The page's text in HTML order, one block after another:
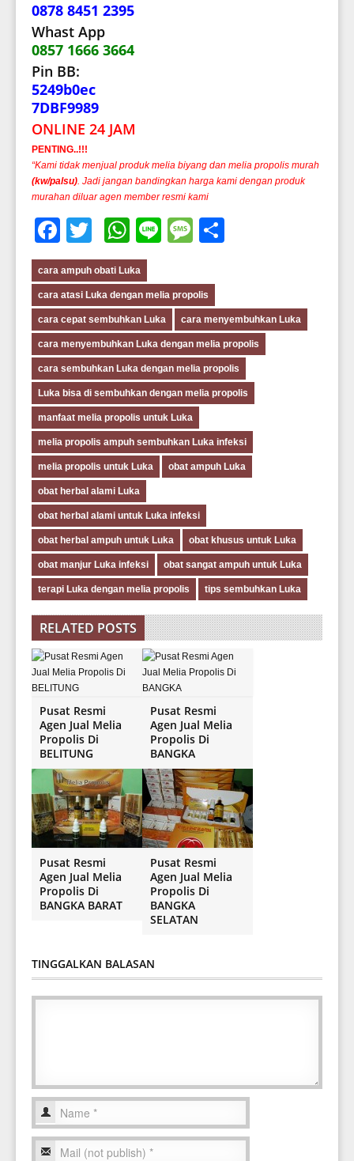
0878 8451 2395
Whast App
0857 1666 3664
Pin BB:
5249b0ec
7DBF9989
ONLINE 24 JAM
PENTING..!!!
“Kami tidak menjual produk melia biyang dan melia propolis murah
(kw/palsu). Jadi jangan bandingkan harga kami dengan produk
murahan diluar agen member resmi kami
Facebook
TwitterWhatsApp
LineMessage
cara ampuh obati Luka
cara atasi Luka dengan melia propolis
cara cepat sembuhkan Luka cara menyembuhkan Luka
cara menyembuhkan Luka dengan melia propolis
cara sembuhkan Luka dengan melia propolis
Luka bisa di sembuhkan dengan melia propolis
manfaat melia propolis untuk Luka
melia propolis ampuh sembuhkan Luka infeksi
melia propolis untuk Luka obat ampuh Luka
obat herbal alami Luka
obat herbal alami untuk Luka infeksi
obat herbal ampuh untuk Luka obat khusus untuk Luka
obat manjur Luka infeksi obat sangat ampuh untuk Luka
terapi Luka dengan melia propolis tips sembuhkan Luka
RELATED POSTS
Pusat Resmi
Agen Jual Melia
Propolis Di
BELITUNG
Pusat Resmi
Agen Jual Melia
Propolis Di
BANGKA
Pusat Resmi
Agen Jual Melia
Propolis Di
BANGKA BARAT
Pusat Resmi
Agen Jual Melia
Propolis Di
BANGKA
SELATAN
TINGGALKAN BALASAN